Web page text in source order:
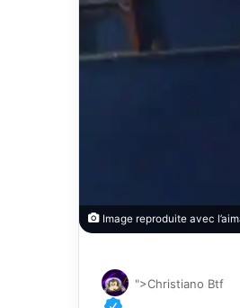
Image reproduite avec
">Christiano Btf